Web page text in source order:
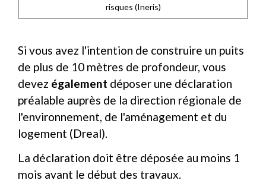
risques (Ineris)
Si vous avez l'intention de construire un puits
de plus de 10 mètres de profondeur, vous
devez également déposer une déclaration
préalable auprès de la direction régionale de
l'environnement, de l'aménagement et du
logement (Dreal).
La déclaration doit être déposée au moins 1
mois avant le début des travaux.